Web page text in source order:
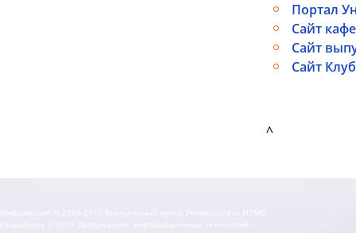
Портал
Сайт
Сайт
Сайт
^